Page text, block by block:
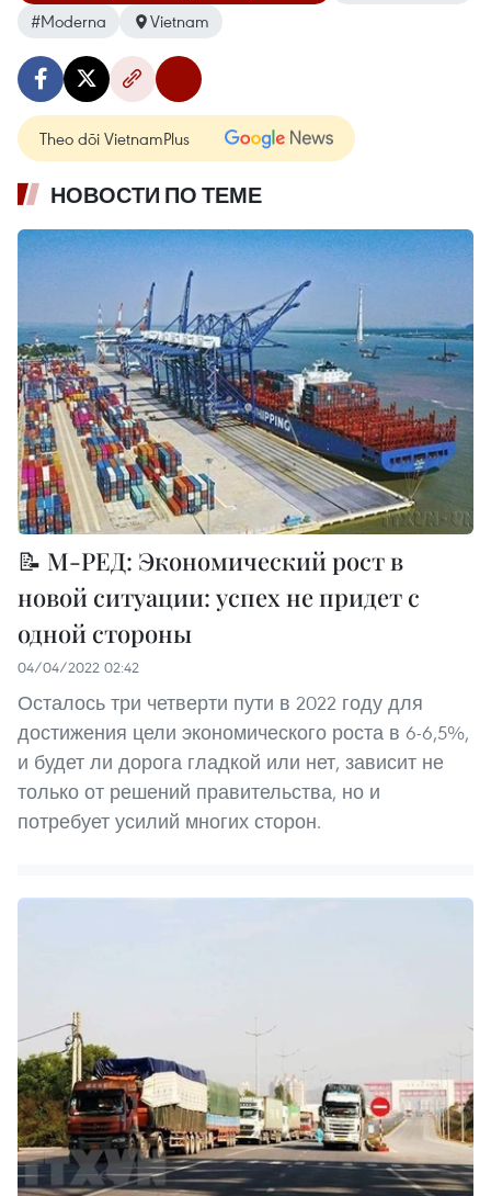
#Moderna
Vietnam
Theo dõi VietnamPlus
НОВОСТИ ПО ТЕМЕ
📝 М-РЕД: Экономический рост в
новой ситуации: успех не придет с
одной стороны
04/04/2022 02:42
Осталось три четверти пути в 2022 году для
достижения цели экономического роста в 6-6,5%,
и будет ли дорога гладкой или нет, зависит не
только от решений правительства, но и
потребует усилий многих сторон.